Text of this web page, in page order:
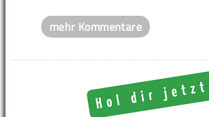
mehr Kommentare